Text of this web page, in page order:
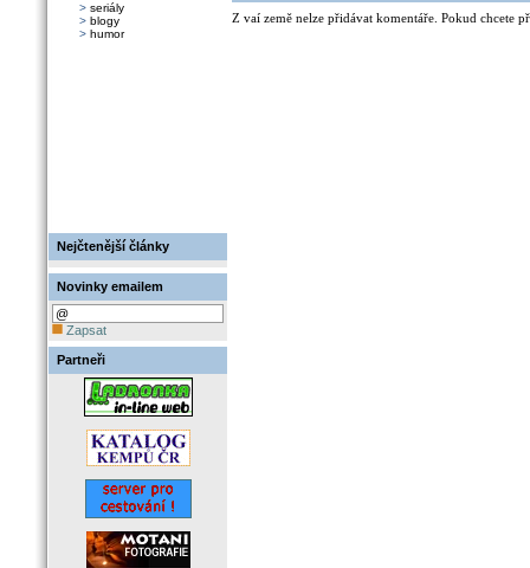
> seriály
> blogy
> humor
Nejčtenější články
Novinky emailem
Zapsat
Partneři
Z vaí země nelze přidávat komentáře. Pokud chcete